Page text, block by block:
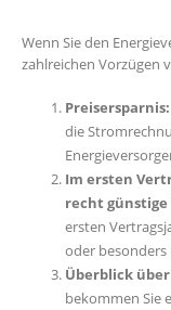
Wenn Sie den
zahlreichen Vorzügen
Preisersparnis:
die
Im ersten
recht
ersten
oder besonders
Überblick
bekommen Sie